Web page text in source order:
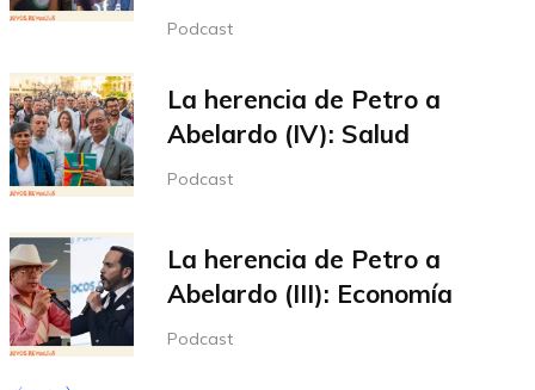
Podcast
La herencia de Petro a
Abelardo (IV): Salud
Podcast
La herencia de Petro a
Abelardo (III): Economía
Podcast